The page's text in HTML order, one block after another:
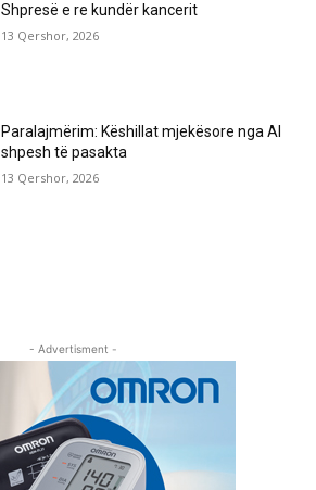
Shpresë e re kundër kancerit
13 Qershor, 2026
Paralajmërim: Këshillat mjekësore nga AI
shpesh të pasakta
13 Qershor, 2026
- Advertisment -